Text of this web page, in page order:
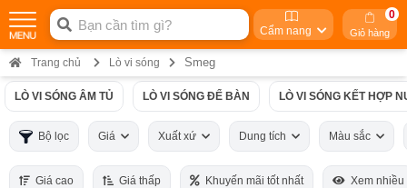
Cẩm nang Giỏ hàng
0
Trang chủ Lò vi sóng Smeg
LÒ VI SÓNG ÂM TỦ LÒ VI SÓNG ĐỂ BÀN LÒ VI SÓNG KẾT HỢP
Bộ lọc Giá Xuất xứ Dung tích Màu sắc
Giá cao Giá thấp Khuyến mãi tốt nhất Xem nhiều